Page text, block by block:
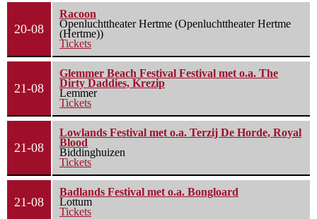
20-08
Racoon
Openluchttheater Hertme (Openluchttheater Hertme
(Hertme))
Tickets
21-08
Glemmer Beach Festival Festival met o.a. The
Dirty Daddies, Krezip
Lemmer
Tickets
21-08
Lowlands Festival met o.a. Terzij De Horde, Royal
Blood
Biddinghuizen
Tickets
21-08
Badlands Festival met o.a. Bongloard
Lottum
Tickets